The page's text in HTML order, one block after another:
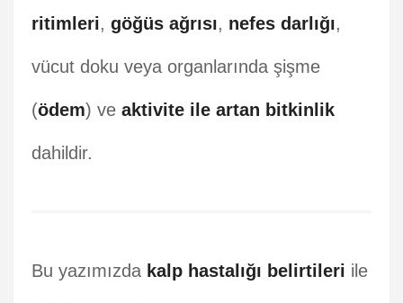
ritimleri, göğüs ağrısı, nefes darlığı,
vücut doku veya organlarında şişme
(ödem) ve aktivite ile artan bitkinlik
dahildir.
Bu yazımızda kalp hastalığı belirtileri ile